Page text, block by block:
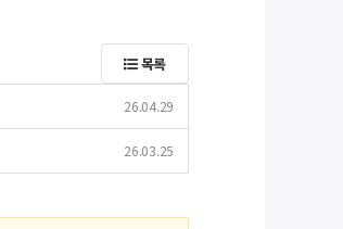
목록
26.04.29
26.03.25